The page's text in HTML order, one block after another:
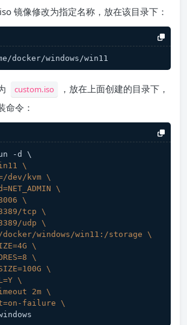
镜像修改为指定名称，放在该目录下：
docker/windows/win11
custom.iso
，放在上面创建的目录下，
命令：
-d \
\
dev/kvm \
\
\
tcp \
udp \
docker/windows/win11:/storage \
\
\
\
\
2m \
failure \